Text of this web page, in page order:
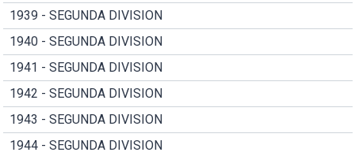
1939 - SEGUNDA DIVISION
1940 - SEGUNDA DIVISION
1941 - SEGUNDA DIVISION
1942 - SEGUNDA DIVISION
1943 - SEGUNDA DIVISION
1944 - SEGUNDA DIVISION